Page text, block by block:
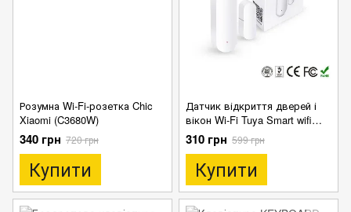
Розумна Wi-Fi-розетка Chic
Xiaomi (C3680W)
340 грн 720 грн
Купити
Датчик відкриття дверей і
вікон Wi-Fi Tuya Smart wifi
сигналізація
310 грн 599 грн
Купити